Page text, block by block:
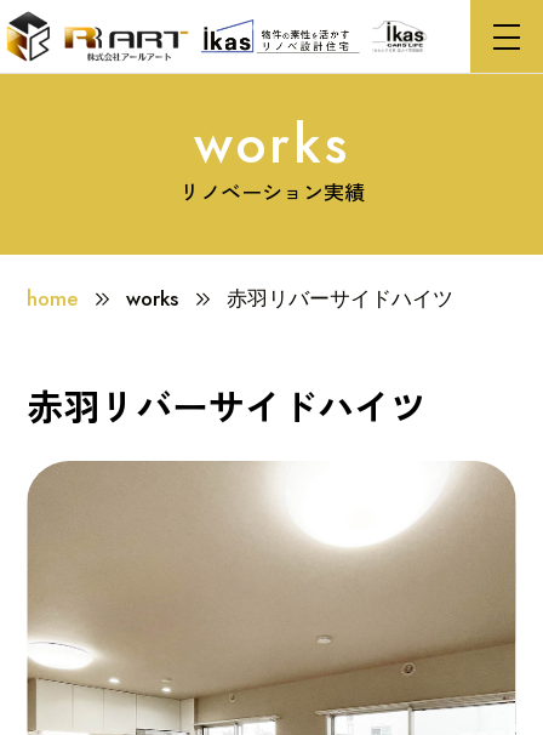
company
recruit
to our brokers
works
リノベーション実績
home works 赤羽リバーサイドハイツ
赤羽リバーサイドハイツ